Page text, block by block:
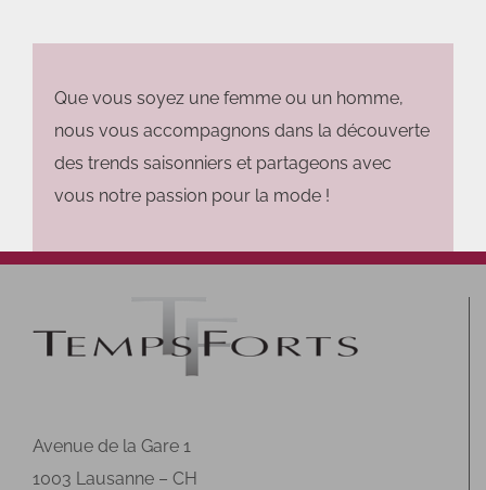
Que vous soyez une femme ou un homme,
nous vous accompagnons dans la découverte
des trends saisonniers et partageons avec
vous notre passion pour la mode !
Avenue de la Gare 1
1003 Lausanne – CH